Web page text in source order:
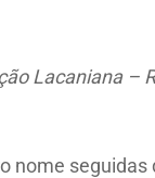
Lacaniana –
nome